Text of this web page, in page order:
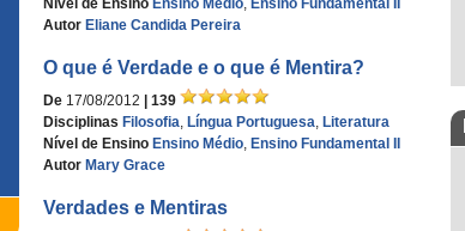
Nível de Ensino Ensino Médio, Ensino Fundamental II
Autor Eliane Candida Pereira
O que é Verdade e o que é Mentira?
De 17/08/2012
| 139
Disciplinas Filosofia, Língua Portuguesa, Literatura
Nível de Ensino Ensino Médio, Ensino Fundamental II
Autor Mary Grace
Verdades e Mentiras